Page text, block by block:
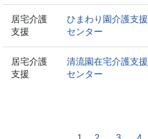
居宅介護
支援
ひまわり園介護支援
センター
居宅介護
支援
清流園在宅介護支援
センター